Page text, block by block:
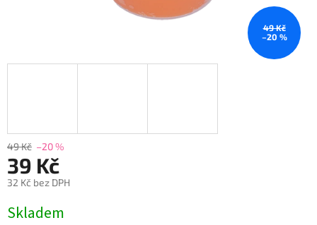
49 Kč
–20 %
49 Kč –20 %
39 Kč
32 Kč bez DPH
cena:
Skladem